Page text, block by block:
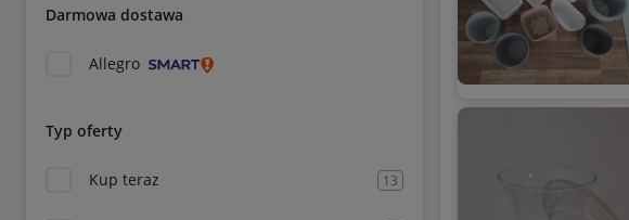
Darmowa dostawa
Allegro
Typ oferty
Kup teraz 13